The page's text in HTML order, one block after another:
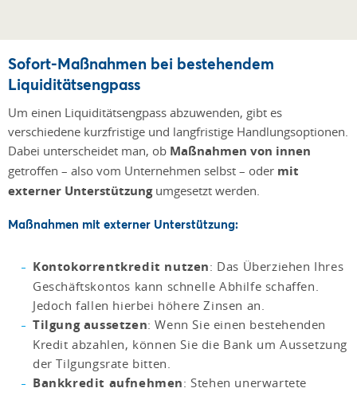
Sofort-Maßnahmen bei bestehendem
Liquiditätsengpass
Um einen Liquiditätsengpass abzuwenden, gibt es
verschiedene kurzfristige und langfristige Handlungsoptionen.
Dabei unterscheidet man, ob Maßnahmen von innen
getroffen – also vom Unternehmen selbst ­– oder mit
externer Unterstützungumgesetzt werden.
Maßnahmen mit externer Unterstützung:
Kontokorrentkredit nutzen: Das Überziehen Ihres
Geschäftskontos kann schnelle Abhilfe schaffen.
Jedoch fallen hierbei höhere Zinsen an.
Tilgung aussetzen: Wenn Sie einen bestehenden
Kredit abzahlen, können Sie die Bank um Aussetzung
der Tilgungsrate bitten.
Bankkredit aufnehmen: Stehen unerwartete